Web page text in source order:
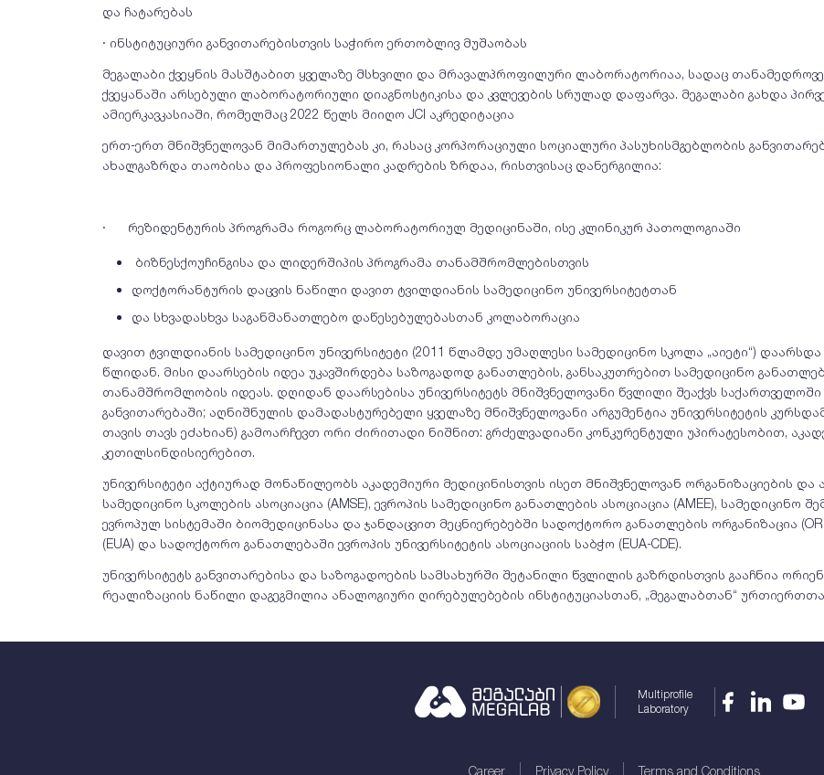
და ჩატარებას
· ინსტიტუციური განვითარებისთვის საჭირო ერთობლივ მუშაობას
მეგალაბი ქვეყნის მასშტაბით ყველაზე მსხვილი და მრავალპროფილური ლაბორატორიაა, სადაც
ქვეყანაში არსებული ლაბორატორიული დიაგნოსტიკისა და კვლევების სრულად დაფარვა. მეგალაბი გახდა
ამიერკავკასიაში, რომელმაც 2022 წელს მიიღო JCI აკრედიტაცია
ერთ-ერთ მნიშვნელოვან მიმართულებას კი, რასაც კორპორაციული სოციალური პასუხისმგებლობის
ახალგაზრდა თაობისა და პროფესიონალი კადრების ზრდაა, რისთვისაც დანერგილია:
· რეზიდენტურის პროგრამა როგორც ლაბორატორიულ მედიცინაში, ისე კლინიკურ პათოლოგიაში
ბიზნესქოუჩინგისა და ლიდერშიპის პროგრამა თანამშრომლებისთვის
დოქტორანტურის დაცვის ნაწილი დავით ტვილდიანის სამედიცინო უნივერსიტეტთან
და სხვადასხვა საგანმანათლებო დაწესებულებასთან კოლაბორაცია
დავით ტვილდიანის სამედიცინო უნივერსიტეტი (2011 წლამდე უმაღლესი სამედიცინო სკოლა „აიეტი“)
წლიდან. მისი დაარსების იდეა უკავშირდება საზოგადოდ განათლების, განსაკუთრებით სამედიცინო
თანამშრომლობის იდეას. დღიდან დაარსებისა უნივერსიტეტს მნიშვნელოვანი წვლილი შეაქვს
განვითარებაში; აღნიშნულის დამადასტურებელი ყველაზე მნიშვნელოვანი არგუმენტია უნივერსიტეტის
თავის თავს ეძახიან) გამოარჩევთ ორი ძირითადი ნიშნით: გრძელვადიანი კონკურენტული უპირატესობით,
კეთილსინდისიერებით.
უნივერსიტეტი აქტიურად მონაწილეობს აკადემიური მედიცინისთვის ისეთ მნიშვნელოვან ორგანიზაციების და
სამედიცინო სკოლების ასოციაცია (AMSE), ევროპის სამედიცინო განათლების ასოციაცია (AMEE), სამედიცინო
ევროპულ სისტემაში ბიომედიცინასა და ჯანდაცვით მეცნიერებებში სადოქტორო განათლების ორგანიზაცია
(EUA) და სადოქტორო განათლებაში ევროპის უნივერსიტეტის ასოციაციის საბჭო (EUA-CDE).
უნივერსიტეტს განვითარებისა და საზოგადოების სამსახურში შეტანილი წვლილის გაზრდისთვის გააჩნია
რეალიზაციის ნაწილი დაგეგმილია ანალოგიური ღირებულებების ინსტიტუციასთან, „მეგალაბთან“
Multiprofile
Laboratory
Career Privacy Policy Terms and Conditions